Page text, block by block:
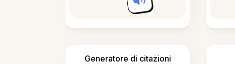
Generatore di citazioni